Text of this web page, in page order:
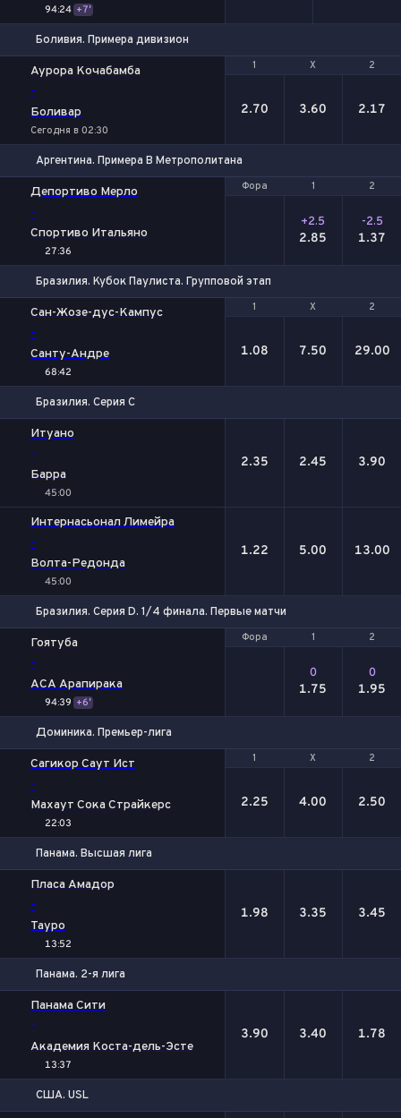
94:24 +7'
Боливия. Примера дивизион
1 Х 2
Аурора Кочабамба
-
Боливар
Сегодня в 02:30
1 Х 2
2.70 3.60 2.17
Аргентина. Примера B Метрополитана
Фора 1 2
Депортиво Мерло
-
Спортиво Итальяно
27:36
Фора 1 2
+2.5
2.85
-2.5
1.37
Бразилия. Кубок Паулиста. Групповой этап
1 Х 2
Сан-Жозе-дус-Кампус
-
Санту-Андре
68:42
1 Х 2
1.08 7.50 29.00
Бразилия. Серия С
Итуано
-
Барра
45:00
2.35 2.45 3.90
Интернасьонал Лимейра
-
Волта-Редонда
45:00
1.22 5.00 13.00
Бразилия. Серия D. 1/4 финала. Первые матчи
Фора 1 2
Гоятуба
-
АСА Арапирака
94:39 +6'
Фора 1 2
0
1.75
0
1.95
Доминика. Премьер-лига
1 Х 2
Сагикор Саут Ист
-
Махаут Сока Страйкерс
22:03
1 Х 2
2.25 4.00 2.50
Панама. Высшая лига
Пласа Амадор
-
Тауро
13:52
1.98 3.35 3.45
Панама. 2-я лига
Панама Сити
-
Академия Коста-дель-Эсте
13:37
3.90 3.40 1.78
США. USL